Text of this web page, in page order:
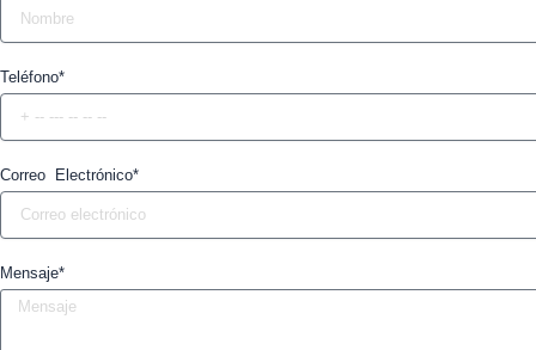
Teléfono*
Correo Electrónico*
Mensaje*